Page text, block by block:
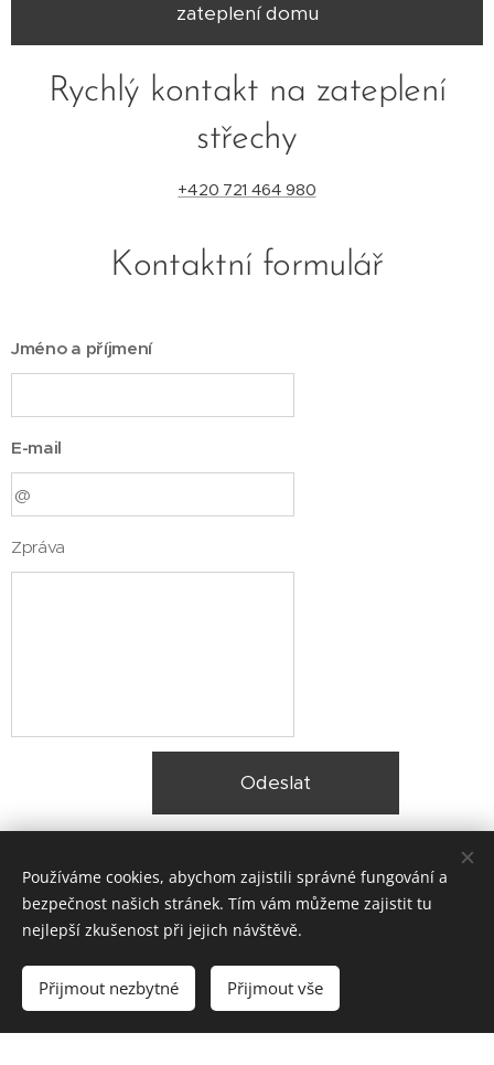
zateplení domu
Rychlý kontakt na zateplení
střechy
+420 721 464 980
Kontaktní formulář
Jméno a příjmení
E-mail
Zpráva
Odeslat
© 2025 Zateplení fasády Praha |Lokality
Vytvořeno službou Webnode
Používáme cookies, abychom zajistili správné fungování a
bezpečnost našich stránek. Tím vám můžeme zajistit tu
nejlepší zkušenost při jejich návštěvě.
Přijmout nezbytné Přijmout vše